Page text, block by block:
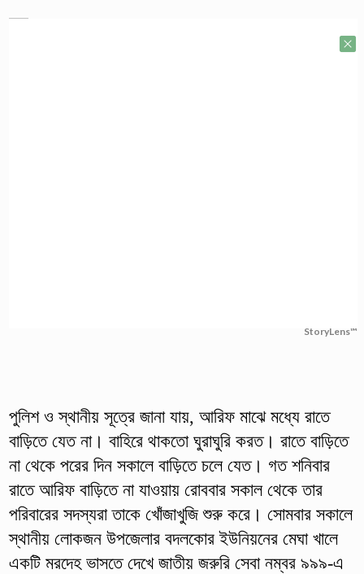
StoryLens™
পুলিশ ও স্থানীয় সূত্রে জানা যায়, আরিফ মাঝে মধ্যে রাতে
বাড়িতে যেত না। বাহিরে থাকতো ঘুরাঘুরি করত। রাতে বাড়িতে
না থেকে পরের দিন সকালে বাড়িতে চলে যেত। গত শনিবার
রাতে আরিফ বাড়িতে না যাওয়ায় রোববার সকাল থেকে তার
পরিবারের সদস্যরা তাকে খোঁজাখুজি শুরু করে। সোমবার সকালে
স্থানীয় লোকজন উপজেলার বদলকোর ইউনিয়নের মেঘা খালে
একটি মরদেহ ভাসতে দেখে জাতীয় জরুরি সেবা নম্বর ৯৯৯-এ